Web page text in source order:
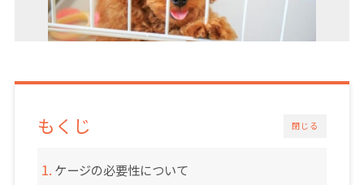
閉じる
もくじ
ケージの必要性について